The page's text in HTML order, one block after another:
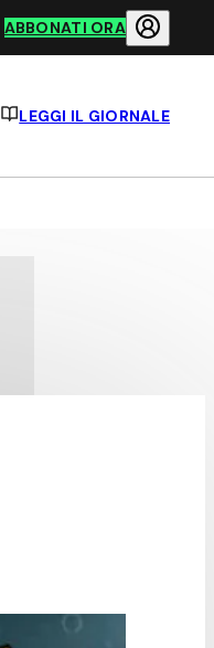
ABBONATI ORA
LEGGI IL GIORNALE